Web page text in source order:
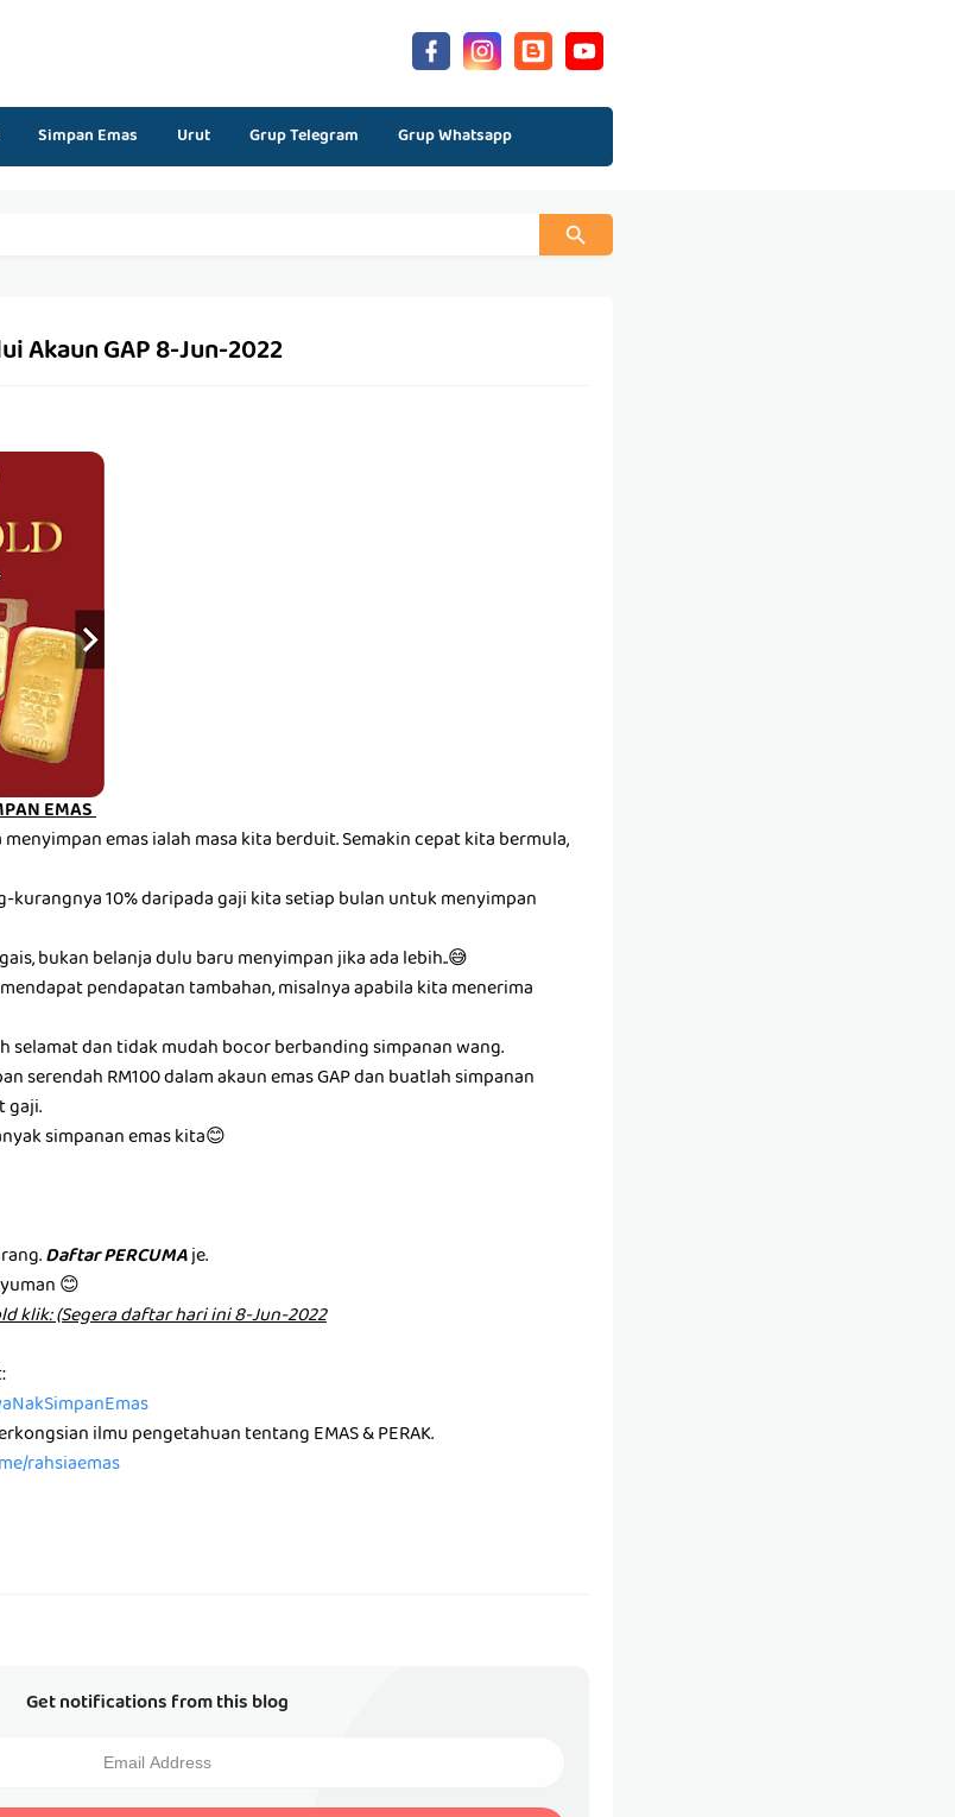
Simpan Emas Urut Grup Telegram Grup Whatsapp
Akaun GAP 8-Jun-2022
EMAS
emas ialah masa kita berduit. Semakin cepat kita bermula,
kurangnya 10% daripada gaji kita setiap bulan untuk menyimpan
bukan belanja dulu baru menyimpan jika ada lebih..😅
pendapatan tambahan, misalnya apabila kita menerima
selamat dan tidak mudah bocor berbanding simpanan wang.
serendah RM100 dalam akaun emas GAP dan buatlah simpanan
gaji.
simpanan emas kita😊
Daftar PERCUMAje.
😊
k͏l͏i͏k͏: (Segera daftar hari ini 8-Jun-2022
ilmu pengetahuan tentang EMAS & PERAK.
rahsiaemas
Get notifications from this blog